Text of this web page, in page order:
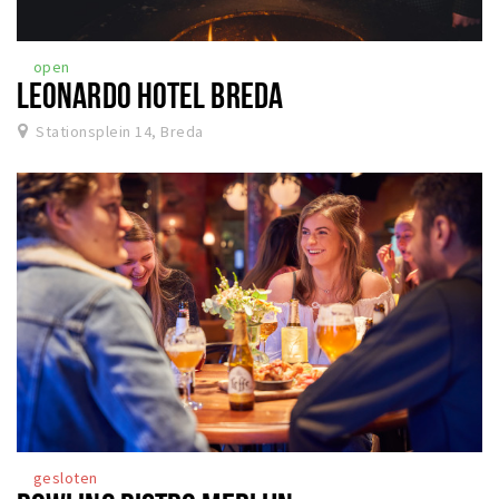
open
LEONARDO HOTEL BREDA
Stationsplein 14, Breda
gesloten